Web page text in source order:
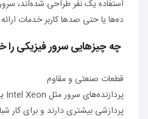
استفاده یک نفر طراحی شده‌اند،
ده‌ها یا حتی صدها کاربر خدمات
چه چیزهایی سرور فیزیکی
قطعات صنعتی و مقاوم
پردازشی بیشتری دارند و برای کار